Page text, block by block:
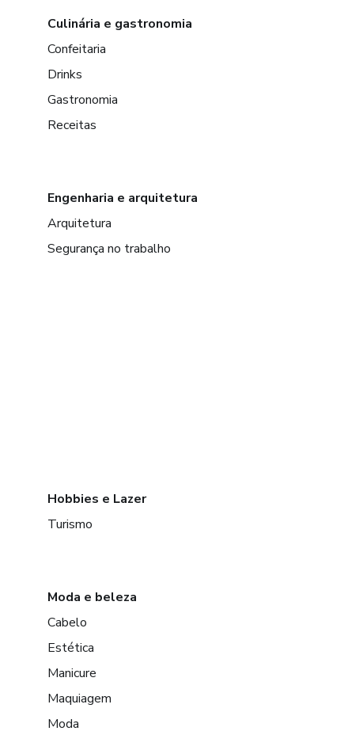
Culinária e gastronomia
Confeitaria
Drinks
Gastronomia
Receitas
Engenharia e arquitetura
Arquitetura
Segurança no trabalho
Hobbies e Lazer
Turismo
Moda e beleza
Cabelo
Estética
Manicure
Maquiagem
Moda